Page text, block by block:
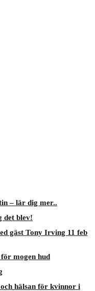
– lär dig mer..
det blev!
gäst Tony Irving 11 feb
mogen hud
hälsan för kvinnor i